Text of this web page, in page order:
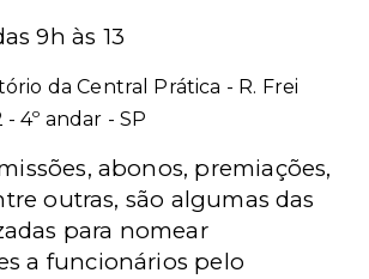
9h às 13
da Central Prática - R. Frei
- 4º andar - SP
abonos, premiações,
outras, são algumas das
para nomear
a funcionários pelo